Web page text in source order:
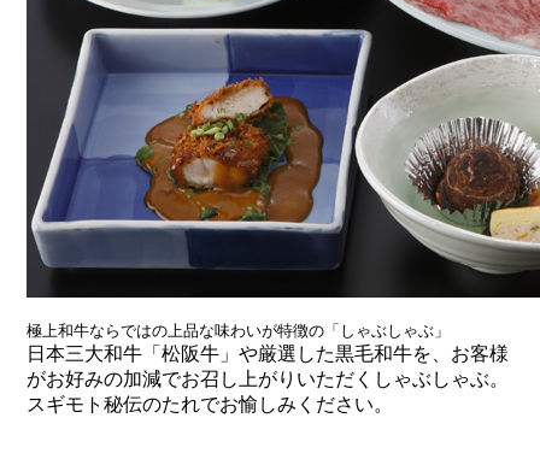
極上和牛ならではの上品な味わいが特徴の「しゃぶしゃぶ」
日本三大和牛「松阪牛」や厳選した黒毛和牛を、お客様
がお好みの加減でお召し上がりいただくしゃぶしゃぶ。
スギモト秘伝のたれでお愉しみください。